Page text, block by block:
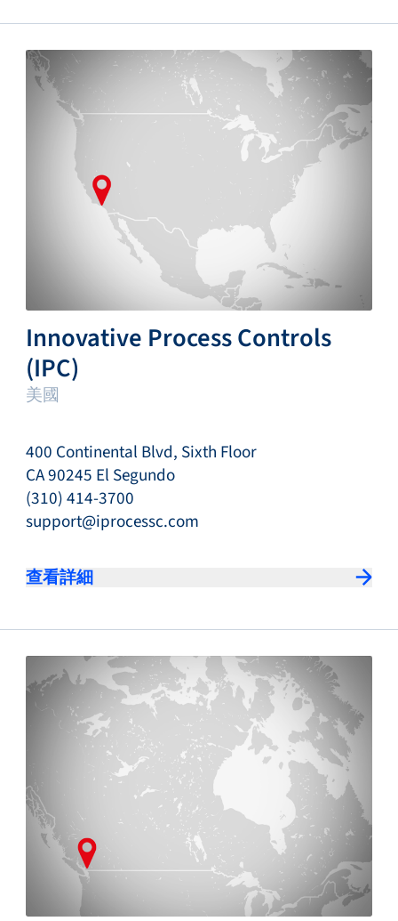
Innovative Process Controls
(IPC)
美國
400 Continental Blvd, Sixth Floor
CA 90245 El Segundo
(310) 414-3700
support@iprocessc.com
查看詳細